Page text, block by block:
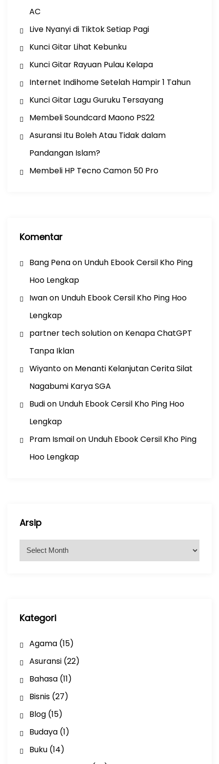
AC
Live Nyanyi di Tiktok Setiap Pagi
Kunci Gitar Lihat Kebunku
Kunci Gitar Rayuan Pulau Kelapa
Internet Indihome Setelah Hampir 1 Tahun
Kunci Gitar Lagu Guruku Tersayang
Membeli Soundcard Maono PS22
Asuransi Itu Boleh Atau Tidak dalam
Pandangan Islam?
Membeli HP Tecno Camon 50 Pro
Komentar
Bang Penaon Unduh Ebook Cersil Kho Ping
Hoo Lengkap
Iwanon Unduh Ebook Cersil Kho Ping Hoo
Lengkap
partner tech solutionon Kenapa ChatGPT
Tanpa Iklan
Wiyantoon Menanti Kelanjutan Cerita Silat
Nagabumi Karya SGA
Budion Unduh Ebook Cersil Kho Ping Hoo
Lengkap
Pram Ismailon Unduh Ebook Cersil Kho Ping
Hoo Lengkap
Arsip
Kategori
Agama(15)
Asuransi(22)
Bahasa(11)
Bisnis(27)
Blog(15)
Budaya(1)
Buku(14)